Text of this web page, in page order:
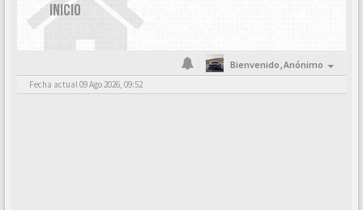
INICIO
Bienvenido,Anónimo
Fecha actual 09 Ago 2026, 09:52